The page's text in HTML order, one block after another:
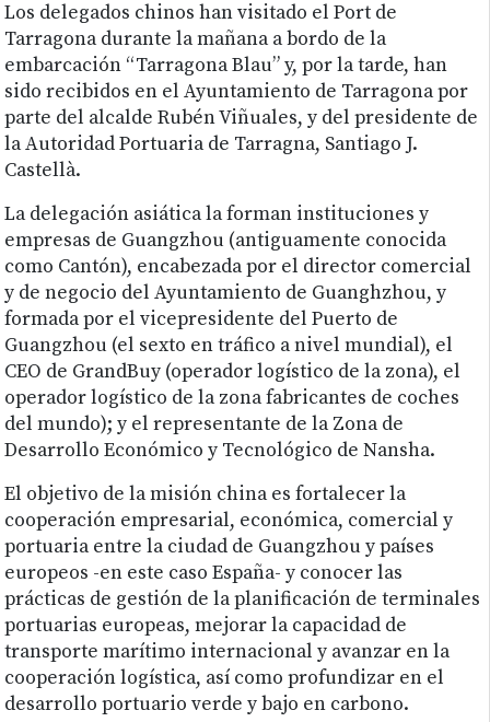
Los delegados chinos han visitado el Port de
Tarragona durante la mañana a bordo de la
embarcación “Tarragona Blau” y, por la tarde, han
sido recibidos en el Ayuntamiento de Tarragona por
parte del alcalde Rubén Viñuales, y del presidente de
la Autoridad Portuaria de Tarragna, Santiago J.
Castellà.
La delegación asiática la forman instituciones y
empresas de Guangzhou (antiguamente conocida
como Cantón), encabezada por el director comercial
y de negocio del Ayuntamiento de Guanghzhou, y
formada por el vicepresidente del Puerto de
Guangzhou (el sexto en tráfico a nivel mundial), el
CEO de GrandBuy (operador logístico de la zona), el
operador logístico de la zona fabricantes de coches
del mundo); y el representante de la Zona de
Desarrollo Económico y Tecnológico de Nansha.
El objetivo de la misión china es fortalecer la
cooperación empresarial, económica, comercial y
portuaria entre la ciudad de Guangzhou y países
europeos -en este caso España- y conocer las
prácticas de gestión de la planificación de terminales
portuarias europeas, mejorar la capacidad de
transporte marítimo internacional y avanzar en la
cooperación logística, así como profundizar en el
desarrollo portuario verde y bajo en carbono.